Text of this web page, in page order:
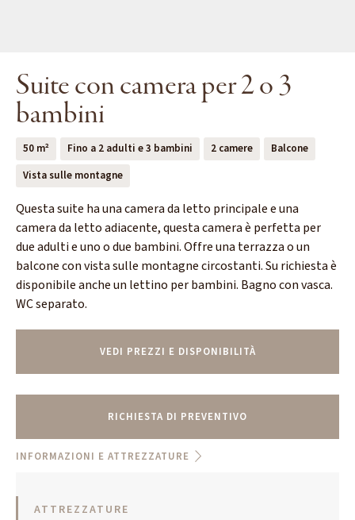
Suite con camera per 2 o 3
bambini
50 m² Fino a 2 adulti e 3 bambini 2 camere
Balcone
Vista sulle montagne
Questa suite ha una camera da letto principale e una
camera da letto adiacente, questa camera è perfetta per
due adulti e uno o due bambini. Offre una terrazza o un
balcone con vista sulle montagne circostanti. Su richiesta è
disponibile anche un lettino per bambini. Bagno con vasca.
WC separato.
VEDI PREZZI E DISPONIBILITÀ
RICHIESTA DI PREVENTIVO
INFORMAZIONI E ATTREZZATURE
ATTREZZATURE